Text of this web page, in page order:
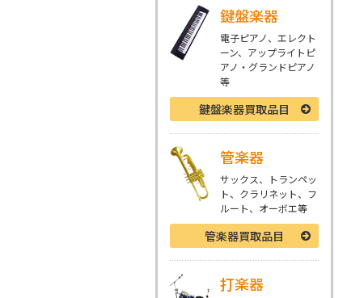
鍵盤楽器
電子ピアノ、エレクト
ーン、アップライトピ
アノ・グランドピアノ
等
鍵盤楽器買取品目
管楽器
サックス、トランペッ
ト、クラリネット、フ
ルート、オーボエ等
管楽器買取品目
打楽器